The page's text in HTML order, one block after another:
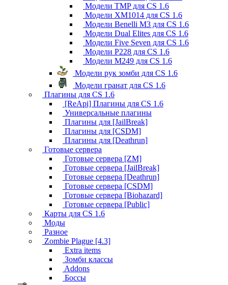
Модели TMP для CS 1.6
Модели XM1014 для CS 1.6
Модели Benelli M3 для CS 1.6
Модели Dual Elites для CS 1.6
Модели Five Seven для CS 1.6
Модели P228 для CS 1.6
Модели M249 для CS 1.6
Модели рук зомби для CS 1.6
Модели гранат для CS 1.6
Плагины для CS 1.6
[ReApi] Плагины для CS 1.6
Универсальные плагины
Плагины для [JailBreak]
Плагины для [CSDM]
Плагины для [Deathrun]
Готовые сервера
Готовые сервера [ZM]
Готовые сервера [JailBreak]
Готовые сервера [Deathrun]
Готовые сервера [CSDM]
Готовые сервера [Biohazard]
Готовые сервера [Public]
Карты для CS 1.6
Моды
Разное
Zombie Plague [4.3]
Extra items
Зомби классы
Addons
Боссы